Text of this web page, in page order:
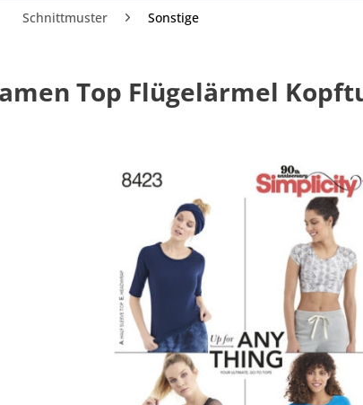
Schnittmuster Sonstige
Top Flügelärmel